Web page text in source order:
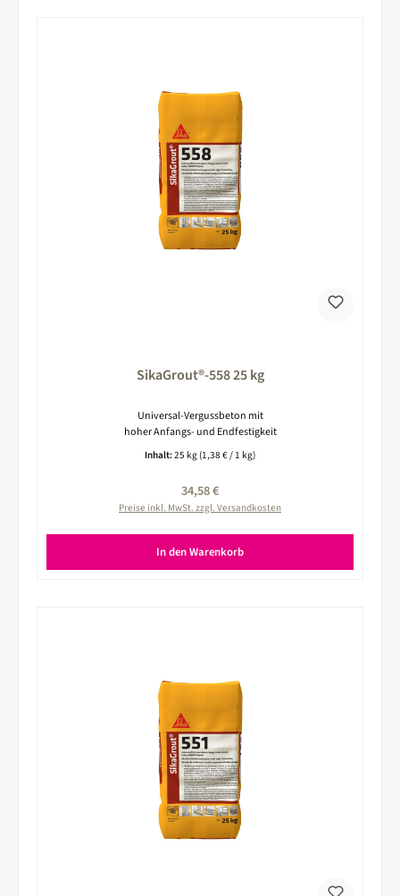
SikaGrout®-558 25 kg
Universal-Vergussbeton mit
hoher Anfangs- und Endfestigkeit
Inhalt:25 kg (1,38 € / 1 kg)
Regulärer Preis:
34,58 €
Preise inkl. MwSt. zzgl. Versandkosten
In den Warenkorb